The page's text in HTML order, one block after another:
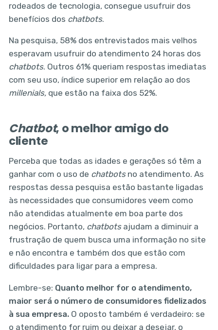
rodeados de tecnologia, consegue usufruir dos
benefícios dos chatbots.
Na pesquisa, 58% dos entrevistados mais velhos
esperavam usufruir do atendimento 24 horas dos
chatbots. Outros 61% queriam respostas imediatas
com seu uso, índice superior em relação ao dos
millenials,que estão na faixa dos 52%.
Chatbot, o melhor amigo do
cliente
Perceba que todas as idades e gerações só têm a
ganhar com o uso de chatbotsno atendimento. As
respostas dessa pesquisa estão bastante ligadas
às necessidades que consumidores veem como
não atendidas atualmente em boa parte dos
negócios. Portanto, chatbotsajudam a diminuir a
frustração de quem busca uma informação no site
e não encontra e também dos que estão com
dificuldades para ligar para a empresa.
Lembre-se: Quanto melhor for o atendimento,
maior será o número de consumidores fidelizados
à sua empresa.O oposto também é verdadeiro: se
o atendimento for ruim ou deixar a desejar, o